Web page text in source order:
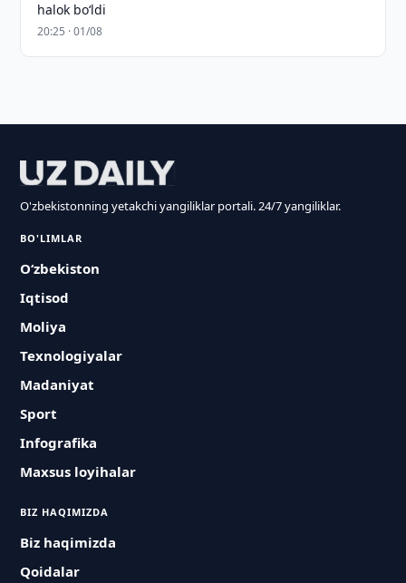
halok bo‘ldi
20:25 · 01/08
O'zbekistonning yetakchi yangiliklar portali. 24/7 yangiliklar.
BO'LIMLAR
O‘zbekiston
Iqtisod
Moliya
Texnologiyalar
Madaniyat
Sport
Infografika
Maxsus loyihalar
BIZ HAQIMIZDA
Biz haqimizda
Qoidalar